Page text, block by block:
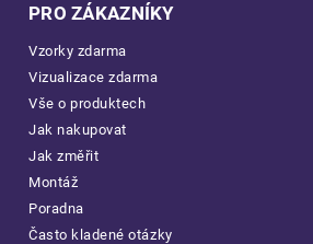
PRO ZÁKAZNÍKY
Vzorky zdarma
Vizualizace zdarma
Vše o produktech
Jak nakupovat
Jak změřit
Montáž
Poradna
Často kladené otázky